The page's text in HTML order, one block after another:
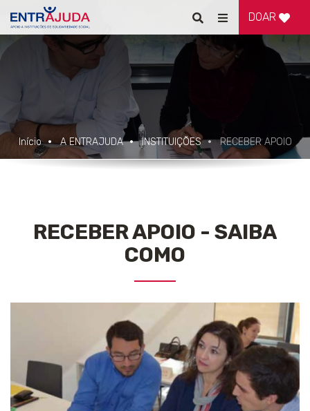
Pesquisar
Alternar
de
DOAR
Início A ENTRAJUDA INSTITUIÇÕES RECEBER APOIO
RECEBER APOIO - SAIBA
COMO